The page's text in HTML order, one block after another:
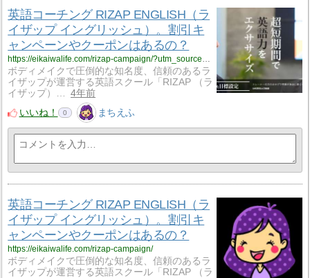
英語コーチング RIZAP ENGLISH（ラ
イザップ イングリッシュ）。割引キ
ャンペーンやクーポンはあるの？
ボディメイクで圧倒的な知名度、信頼のあるラ
イザップが運営する英語スクール「RIZAP （ラ
イザップ）…
4年前
いいね！
0 まちえふ
英語コーチング RIZAP ENGLISH（ラ
イザップ イングリッシュ）。割引キ
ャンペーンやクーポンはあるの？
https://eikaiwalife.com/rizap-campaign/
ボディメイクで圧倒的な知名度、信頼のあるラ
イザップが運営する英語スクール「RIZAP （ラ